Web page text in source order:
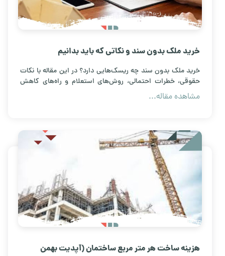
خرید ملک بدون سند و نکاتی که باید بدانیم
خرید ملک بدون سند چه ریسک‌هایی دارد؟ در این مقاله با نکات
حقوقی، خطرات احتمالی، روش‌های استعلام و راه‌های کاهش
ریسک در معاملات املاک فاقد سند آشنا شوید.
مشاهده مقاله...
هزینه ساخت هر متر مربع ساختمان (آپدیت بهمن